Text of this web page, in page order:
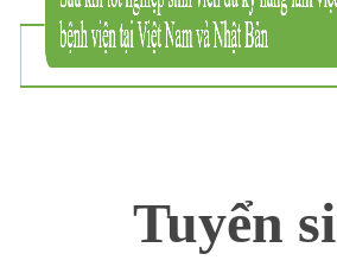
Tuyển